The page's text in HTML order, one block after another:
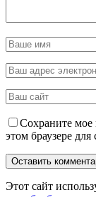
Сохраните мое
этом браузере
Этот сайт